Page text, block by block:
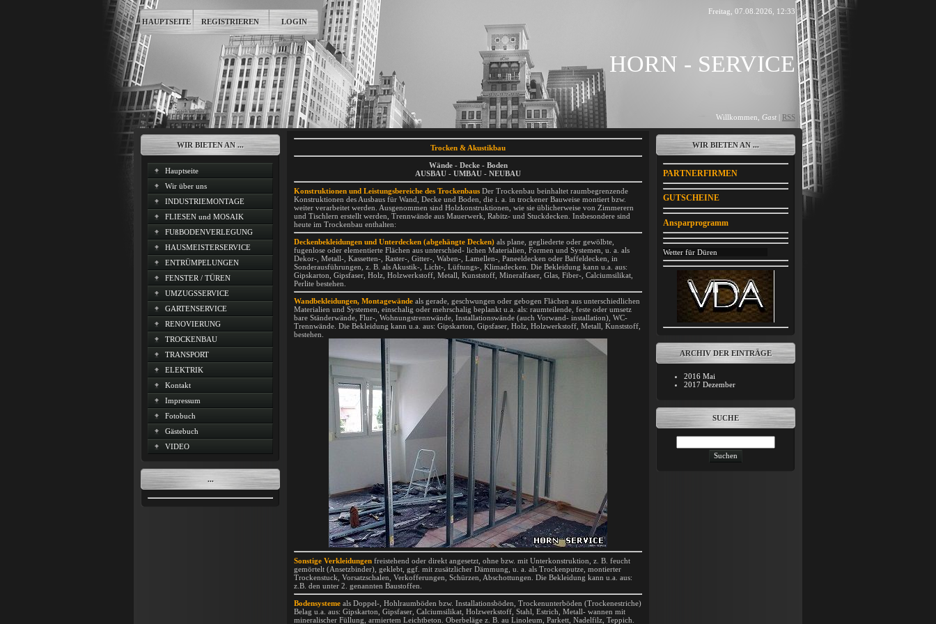
HAUPTSEITE REGISTRIEREN LOGIN
Freitag, 07.08.2026, 12:33
HORN - SERVICE
Willkommen Gast | RSS
WIR BIETEN AN ...
Hauptseite
Wir über uns
INDUSTRIEMONTAGE
FLIESEN und MOSAIK
FUßBODENVERLEGUNG
HAUSMEISTERSERVICE
ENTRÜMPELUNGEN
FENSTER / TÜREN
UMZUGSSERVICE
GARTENSERVICE
RENOVIERUNG
TROCKENBAU
TRANSPORT
ELEKTRIK
Kontakt
Impressum
Fotobuch
Gästebuch
VIDEO
...
Trocken & Akustikbau
Wände - Decke - Boden
AUSBAU - UMBAU - NEUBAU
Konstruktionen und Leistungsbereiche des Trockenbaus Der Trockenbau beinhaltet raumbegrenzende
Konstruktionen des Ausbaus für Wand, Decke und Boden, die i. a. in trockener Bauweise montiert bzw.
weiter verarbeitet werden. Ausgenommen sind Holzkonstruktionen, wie sie üblicherweise von Zimmerern
und Tischlern erstellt werden, Trennwände aus Mauerwerk, Rabitz- und Stuckdecken. Insbesondere sind
heute im Trockenbau enthalten:
Deckenbekleidungen und Unterdecken (abgehängte Decken) als plane, gegliederte oder gewölbte,
fugenlose oder elementierte Flächen aus unterschied- lichen Materialien, Formen und Systemen, u. a. als
Dekor-, Metall-, Kassetten-, Raster-, Gitter-, Waben-, Lamellen-, Paneeldecken oder Baffeldecken, in
Sonderausführungen, z. B. als Akustik-, Licht-, Lüftungs-, Klimadecken. Die Bekleidung kann u.a. aus:
Gipskarton, Gipsfaser, Holz, Holzwerkstoff, Metall, Kunststoff, Mineralfaser, Glas, Fiber-, Calciumsilikat,
Perlite bestehen.
Wandbekleidungen, Montagewände als gerade, geschwungen oder gebogen Flächen aus unterschiedlichen
Materialien und Systemen, einschalig oder mehrschalig beplankt u.a. als: raumteilende, feste oder umsetz
bare Ständerwände, Flur-, Wohnungstrennwände, Installationswände (auch Vorwand- installation), WC-
Trennwände. Die Bekleidung kann u.a. aus: Gipskarton, Gipsfaser, Holz, Holzwerkstoff, Metall, Kunststoff,
bestehen.
Sonstige Verkleidungen freistehend oder direkt angesetzt, ohne bzw. mit Unterkonstruktion, z. B. feucht
gemörtelt (Ansetzbinder), geklebt, ggf. mit zusätzlicher Dämmung, u. a. als Trockenputze, montierter
Trockenstuck, Vorsatzschalen, Verkofferungen, Schürzen, Abschottungen. Die Bekleidung kann u.a. aus:
z.B. den unter 2. genannten Baustoffen.
Bodensysteme als Doppel-, Hohlraumböden bzw. Installationsböden, Trockenunterböden (Trockenestriche)
Belag u.a. aus: Gipskarton, Gipsfaser, Calciumsilikat, Holzwerkstoff, Stahl, Estrich, Metall- wannen mit
mineralischer Füllung, armiertem Leichtbeton. Oberbeläge z. B. au Linoleum, Parkett, Nadelfilz, Teppich.
WIR BIETEN AN ...
PARTNERFIRMEN
GUTSCHEINE
Ansparprogramm
Wetter für Düren
ARCHIV DER EINTRÄGE
2016 Mai
2017 Dezember
SUCHE